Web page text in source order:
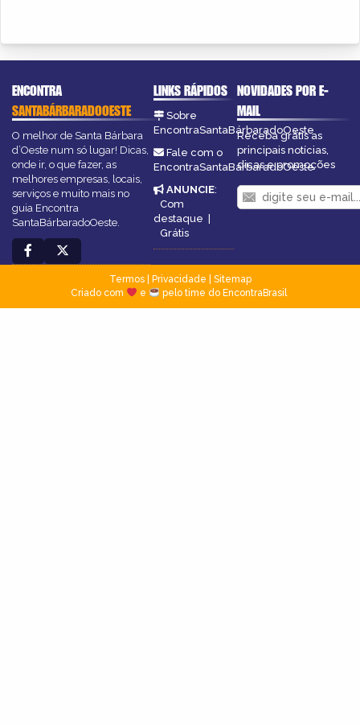
ENCONTRA
SANTABÁRBARADOOESTE
O melhor de Santa Bárbara
d’Oeste num só lugar! Dicas,
onde ir, o que fazer, as
melhores empresas, locais,
serviços e muito mais no
guia Encontra
SantaBárbaradoOeste.
LINKS RÁPIDOS
Sobre
EncontraSantaBárbaradoOeste
Fale com o
EncontraSantaBárbaradoOeste
ANUNCIE:
Com
destaque |
Grátis
NOVIDADES POR E-
MAIL
Receba grátis as
principais notícias,
dicas e promoções
Termos| Privacidade
Sitemap
Criado com
e pelo time do EncontraBrasil